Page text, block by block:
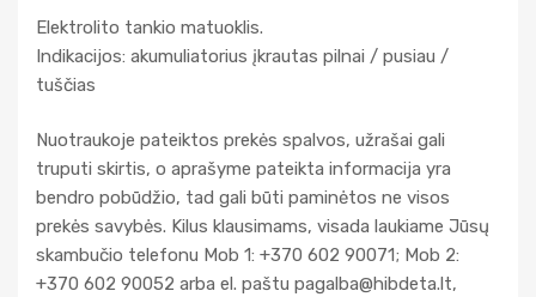
Elektrolito tankio matuoklis.
Indikacijos: akumuliatorius įkrautas pilnai / pusiau /
tuščias
Nuotraukoje pateiktos prekės spalvos, užrašai gali
truputi skirtis, o aprašyme pateikta informacija yra
bendro pobūdžio, tad gali būti paminėtos ne visos
prekės savybės. Kilus klausimams, visada laukiame Jūsų
skambučio telefonu Mob 1: +370 602 90071; Mob 2:
+370 602 90052 arba el. paštu pagalba@hibdeta.lt,